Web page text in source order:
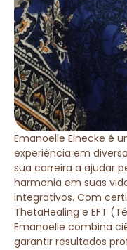
Emanoelle Einecke é
experiência em
sua carreira a ajudar
harmonia em suas
integrativos. Com
ThetaHealing e EFT
Emanoelle combina
garantir resultados